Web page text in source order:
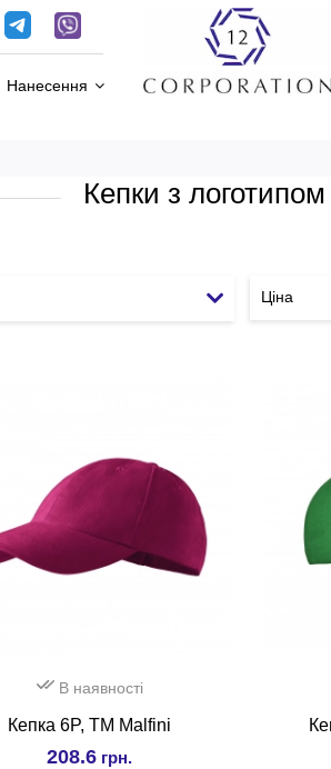
Нанесення
Кепки з
Ціна
В наявності
Кепка 6P, ТМ Malfini
208.6 грн.